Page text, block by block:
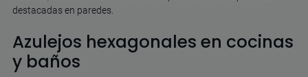
destacadas en paredes.
Azulejos hexagonales en cocinas
y baños